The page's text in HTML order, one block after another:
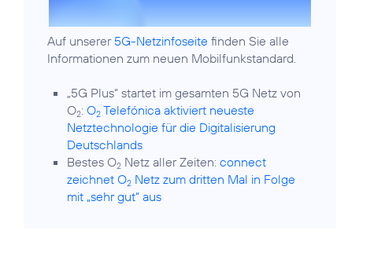
Auf unserer 5G-Netzinfoseite finden Sie alle
Informationen zum neuen Mobilfunkstandard.
„5G Plus“ startet im gesamten 5G Netz von
O2:O2 Telefónica aktiviert neueste
Netztechnologie für die Digitalisierung
Deutschlands
Bestes O2 Netz aller Zeiten:connect
zeichnet O2 Netz zum dritten Mal in Folge
mit „sehr gut“ aus